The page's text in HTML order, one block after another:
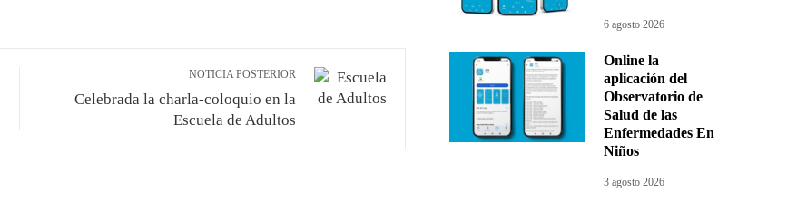
NOTICIA POSTERIOR
Celebrada la charla-coloquio en la
Escuela de Adultos
6 agosto 2026
Online la
aplicación del
Observatorio de
Salud de las
Enfermedades En
Niños
3 agosto 2026